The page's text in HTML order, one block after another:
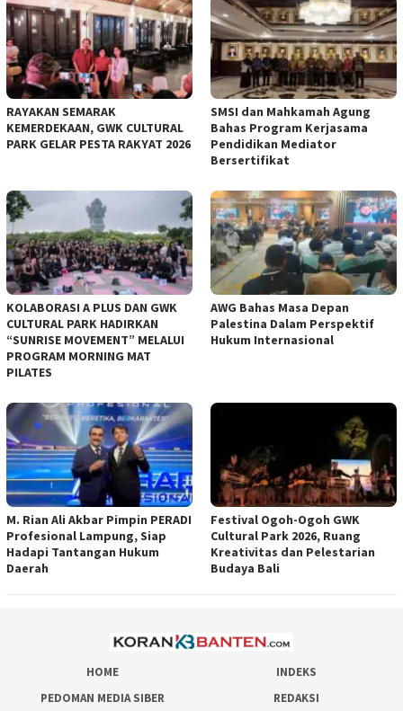
RAYAKAN SEMARAK
KEMERDEKAAN, GWK CULTURAL
PARK GELAR PESTA RAKYAT 2026
SMSI dan Mahkamah Agung
Bahas Program Kerjasama
Pendidikan Mediator
Bersertifikat
KOLABORASI A PLUS DAN GWK
CULTURAL PARK HADIRKAN
“SUNRISE MOVEMENT” MELALUI
PROGRAM MORNING MAT
PILATES
AWG Bahas Masa Depan
Palestina Dalam Perspektif
Hukum Internasional
M. Rian Ali Akbar Pimpin PERADI
Profesional Lampung, Siap
Hadapi Tantangan Hukum
Daerah
Festival Ogoh-Ogoh GWK
Cultural Park 2026, Ruang
Kreativitas dan Pelestarian
Budaya Bali
HOME
INDEKS
PEDOMAN MEDIA SIBER
REDAKSI